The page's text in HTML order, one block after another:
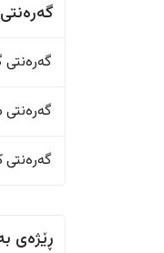
گەرەنتی
گەرەنتی
گەرەنتی
گەرەنتی
ڕێژەی